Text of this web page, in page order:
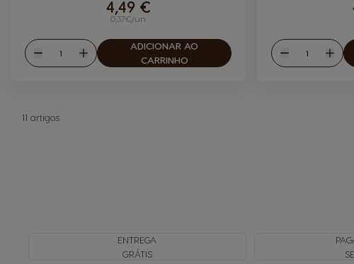
0,37€/un
4,49 €
Reduzir
Quantidade
Aumentar
ADICIONAR AO
CARRINHO
Reduzir
Quantidade
11 artigos
ENTREGA
GRÁTIS